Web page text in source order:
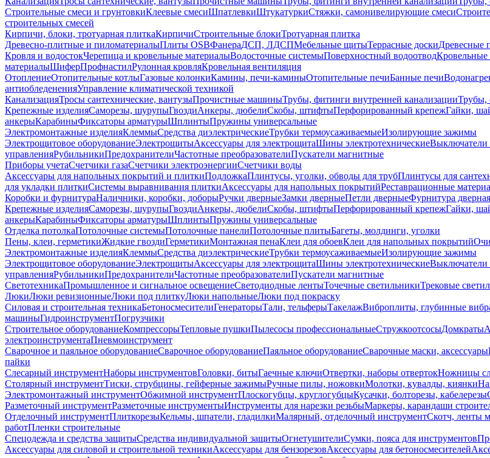
Строительные смеси и грунтовкиКлеевые смесиШпатлевкиШтукатуркиСтяжки, самонивелирующие смеси
строительных смесей
Кирпичи, блоки, тротуарная плиткаКирпичиСтроительные блокиТротуарная плитка
Древесно-плитные и пиломатериалыПлиты OSBФанераДСП, ЛДСПМебельные щитыТеррасные доскиДревесные
Кровля и водостокЧерепица и кровельные материалыВодосточные системыПоверхностный водоотвод
материалыШиферПрофнастилРулонная кровляКровельная вентиляция
ОтоплениеОтопительные котлыГазовые колонкиКамины, печи-каминыОтопительные печиБанные печи
антиобледененияУправление климатической техникой
КанализацияТросы сантехнические, вантузыПрочистные машиныТрубы, фитинги внутренней канализацииТрубы,
Крепежные изделияСаморезы, шурупыГвоздиАнкеры, дюбелиСкобы, штифтыПерфорированный крепежГайки,
анкерыКарабиныФиксаторы арматурыШплинтыПружины универсальные
Электромонтажные изделияКлеммыСредства диэлектрическиеТрубки термоусаживаемыеИзолирующие зажимы
Электрощитовое оборудованиеЭлектрощитыАксессуары для электрощитаШины электротехническиеВыключатели
управленияРубильникиПредохранителиЧастотные преобразователиПускатели магнитные
Приборы учетаСчетчики газаСчетчики электроэнергииСчетчики воды
Аксессуары для напольных покрытий и плиткиПодложкаПлинтусы, уголки, обводы для трубПлинтусы для
для укладки плиткиСистемы выравнивания плиткиАксессуары для напольных покрытийРеставрационные
Коробки и фурнитураНаличники, коробки, доборыРучки дверныеЗамки дверныеПетли дверныеФурнитура дверная
Крепежные изделияСаморезы, шурупыГвоздиАнкеры, дюбелиСкобы, штифтыПерфорированный крепежГайки,
анкерыКарабиныФиксаторы арматурыШплинтыПружины универсальные
Отделка потолкаПотолочные системыПотолочные панелиПотолочные плитыБагеты, молдинги, уголки
Пены, клеи, герметикиЖидкие гвоздиГерметикиМонтажная пенаКлеи для обоевКлеи для напольных покрытий
Электромонтажные изделияКлеммыСредства диэлектрическиеТрубки термоусаживаемыеИзолирующие зажимы
Электрощитовое оборудованиеЭлектрощитыАксессуары для электрощитаШины электротехническиеВыключатели
управленияРубильникиПредохранителиЧастотные преобразователиПускатели магнитные
СветотехникаПромышленное и сигнальное освещениеСветодиодные лентыТочечные светильникиТрековые
ЛюкиЛюки ревизионныеЛюки под плиткуЛюки напольныеЛюки под покраску
Силовая и строительная техникаБетоносмесителиГенераторыТали, тельферыТакелажВиброплиты, глубинные
машиныГидроинструментПогрузчики
Строительное оборудованиеКомпрессорыТепловые пушкиПылесосы профессиональныеСтружкоотсосыДомкраты
электроинструментаПневмоинструмент
Сварочное и паяльное оборудованиеСварочное оборудованиеПаяльное оборудованиеСварочные маски, аксессуары
пайки
Слесарный инструментНаборы инструментовГоловки, битыГаечные ключиОтвертки, наборы отвертокНожницы
Столярный инструментТиски, струбцины, гейферные зажимыРучные пилы, ножовкиМолотки, кувалды, киянки
Электромонтажный инструментОбжимной инструментПлоскогубцы, круглогубцыКусачки, болторезы, кабелерезы
Разметочный инструментРазметочные инструментыИнструменты для нарезки резьбыМаркеры, карандаши
Отделочный инструментПлиткорезыКельмы, шпатели, гладилкиМалярный, отделочный инструментСкотч, ленты
работПленки строительные
Спецодежда и средства защитыСредства индивидуальной защитыОгнетушителиСумки, пояса для инструментов
Аксессуары для силовой и строительной техникиАксессуары для бензорезовАксессуары для бетоносмесителей